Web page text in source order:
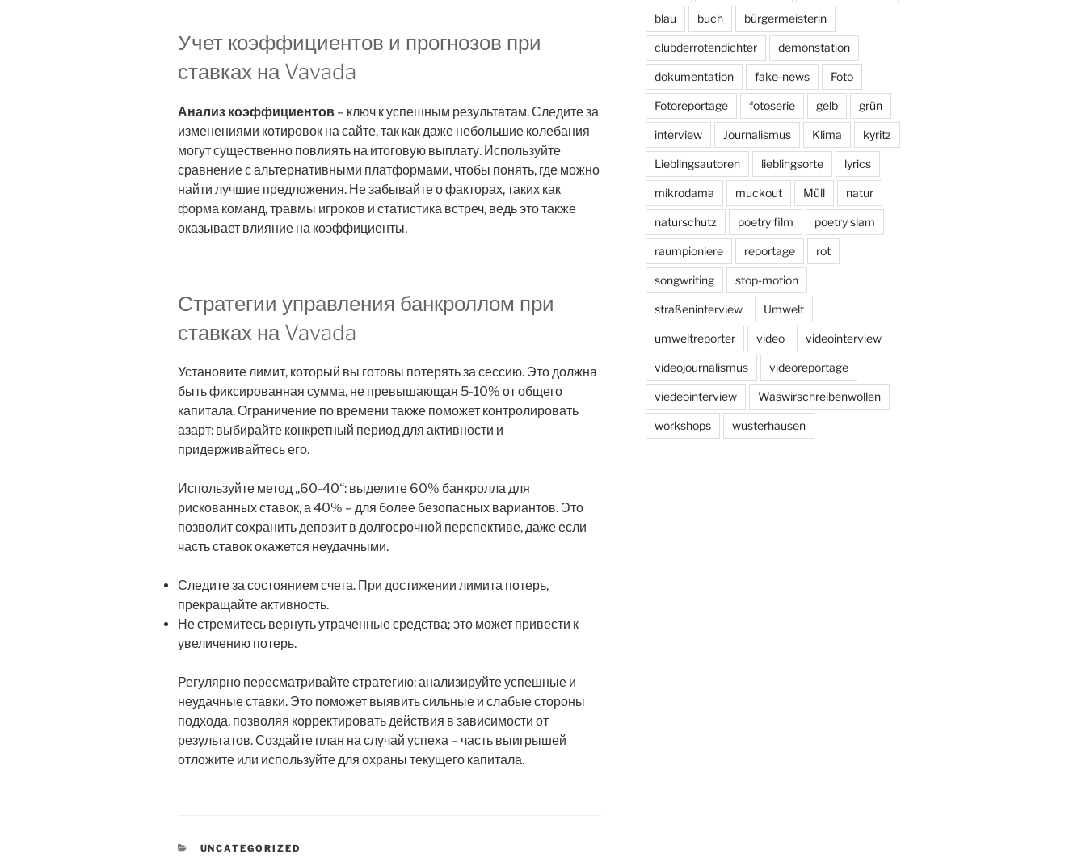
Учет коэффициентов и прогнозов при
ставках на Vavada
Анализ коэффициентов – ключ к успешным результатам. Следите за
изменениями котировок на сайте, так как даже небольшие колебания
могут существенно повлиять на итоговую выплату. Используйте
сравнение с альтернативными платформами, чтобы понять, где можно
найти лучшие предложения. Не забывайте о факторах, таких как
форма команд, травмы игроков и статистика встреч, ведь это также
оказывает влияние на коэффициенты.
Стратегии управления банкроллом при
ставках на Vavada
Установите лимит, который вы готовы потерять за сессию. Это должна
быть фиксированная сумма, не превышающая 5-10% от общего
капитала. Ограничение по времени также поможет контролировать
азарт: выбирайте конкретный период для активности и
придерживайтесь его.
Используйте метод „60-40“: выделите 60% банкролла для
рискованных ставок, а 40% – для более безопасных вариантов. Это
позволит сохранить депозит в долгосрочной перспективе, даже если
часть ставок окажется неудачными.
Следите за состоянием счета. При достижении лимита потерь,
прекращайте активность.
Не стремитесь вернуть утраченные средства; это может привести к
увеличению потерь.
Регулярно пересматривайте стратегию: анализируйте успешные и
неудачные ставки. Это поможет выявить сильные и слабые стороны
подхода, позволяя корректировать действия в зависимости от
результатов. Создайте план на случай успеха – часть выигрышей
отложите или используйте для охраны текущего капитала.
KATEGORIEN
UNCATEGORIZED
blau buch bürgermeisterin
clubderrotendichter demonstation
dokumentation fake-news Foto
Fotoreportage fotoserie gelb grün
interview Journalismus Klima kyritz
Lieblingsautoren lieblingsorte lyrics
mikrodama muckout Müll natur
naturschutz poetry film poetry slam
raumpioniere reportage rot
songwriting stop-motion
straßeninterview Umwelt
umweltreporter video videointerview
videojournalismus videoreportage
viedeointerview Waswirschreibenwollen
workshops wusterhausen